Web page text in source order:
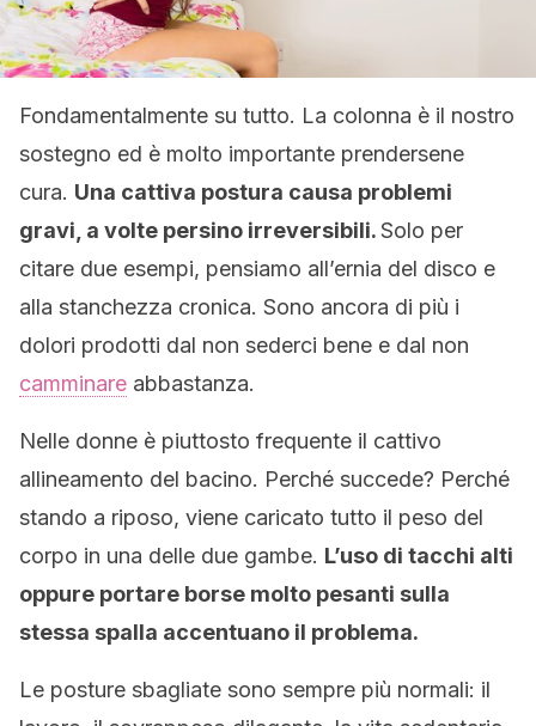
Fondamentalmente su tutto. La colonna è il nostro
sostegno ed è molto importante prendersene
cura. Una cattiva postura causa problemi
gravi, a volte persino irreversibili.Solo per
citare due esempi, pensiamo all’ernia del disco e
alla stanchezza cronica. Sono ancora di più i
dolori prodotti dal non sederci bene e dal non
camminare abbastanza.
Nelle donne è piuttosto frequente il cattivo
allineamento del bacino. Perché succede? Perché
stando a riposo, viene caricato tutto il peso del
corpo in una delle due gambe. L’uso di tacchi alti
oppure portare borse molto pesanti sulla
stessa spalla accentuano il problema.
Le posture sbagliate sono sempre più normali: il